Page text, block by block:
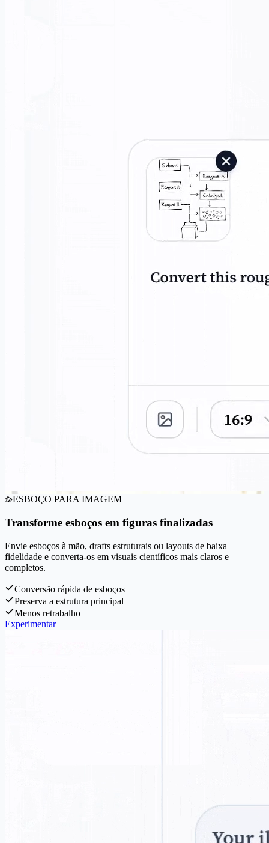
ESBOÇO PARA IMAGEM
Transforme esboços em figuras finalizadas
Envie esboços à mão, drafts estruturais ou layouts de baixa
fidelidade e converta-os em visuais científicos mais claros e
completos.
Conversão rápida de esboços
Preserva a estrutura principal
Menos retrabalho
Experimentar